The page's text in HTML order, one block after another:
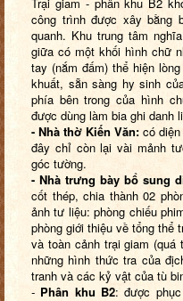
công trình được xây bằng
quanh. Khu trung tâm
giữa có một khối hình chữ
tay (nắm đấm) thể hiện
khuất, sẵn sàng hy sinh
phía bên trong của hình
được dùng làm bia ghi danh
- Nhà thờ Kiến Văn:có
đây chỉ còn lại vài mảnh
góc tường.
- Nhà trưng bày bổ sung
cốt thép, chia thành 02
ảnh tư liệu: phòng chiếu
phòng giới thiệu về tổng thể
và toàn cảnh trại giam
những hình thức tra của
tranh và các kỷ vật của tù
- Phân khu B2: được